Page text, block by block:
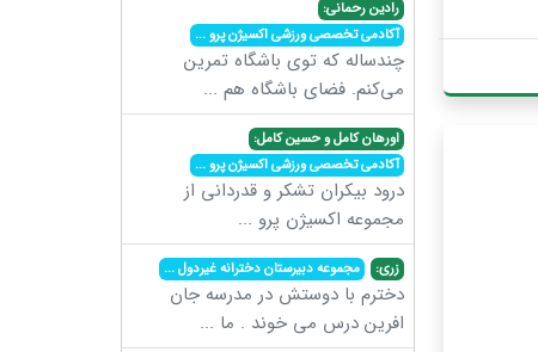
رادین رحمانی:
آکادمی تخصصی ورزشی اکسیژن پرو...
چندساله که توی باشگاه تمرین
می‌کنم. فضای باشگاه هم ...
اورهان کامل و حسین کامل:
آکادمی تخصصی ورزشی اکسیژن پرو...
درود بیکران تشکر و قدردانی از
مجموعه اکسیژن پرو ...
زری: مجموعه دبیرستان دخترانه غیردول...
دخترم با دوستش در مدرسه جان
افرین درس می خوند . ما ...